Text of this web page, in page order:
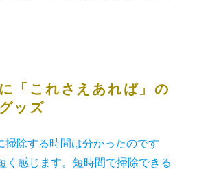
「これさえあれば」の
ッズ
除する時間は分かったのです
く感じます。短時間で掃除できる